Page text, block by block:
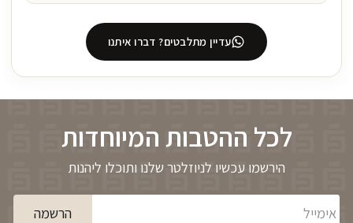
עדיין מתלבטים? דברו איתנו
לכל ההטבות המיוחדות
הירשמו עכשיו לניוזלטר שלנו ותוכלו ליהנות
אימייל הרשמה